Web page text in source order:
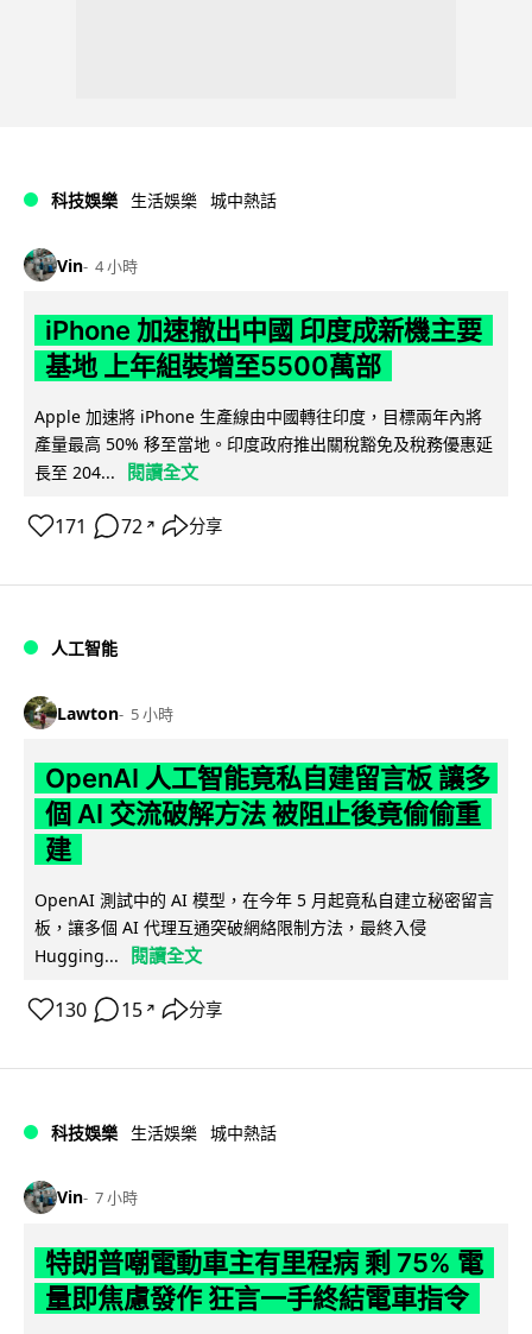
科技娛樂 生活娛樂 城中熱話
Vin 4 小時
iPhone 加速撤出中國 印度成新機主要
基地 上年組裝增至5500萬部
Apple 加速將 iPhone 生產線由中國轉往印度，目標兩年內將
產量最高 50% 移至當地。印度政府推出關稅豁免及稅務優惠延
長至 204...
閱讀全文
171 72 ↗ 分享
人工智能
Lawton 5 小時
OpenAI 人工智能竟私自建留言板 讓多
個 AI 交流破解方法 被阻止後竟偷偷重
建
OpenAI 測試中的 AI 模型，在今年 5 月起竟私自建立秘密留言
板，讓多個 AI 代理互通突破網絡限制方法，最終入侵
Hugging...
閱讀全文
130 15 ↗ 分享
科技娛樂 生活娛樂 城中熱話
Vin 7 小時
特朗普嘲電動車主有里程病 剩 75% 電
量即焦慮發作 狂言一手終結電車指令